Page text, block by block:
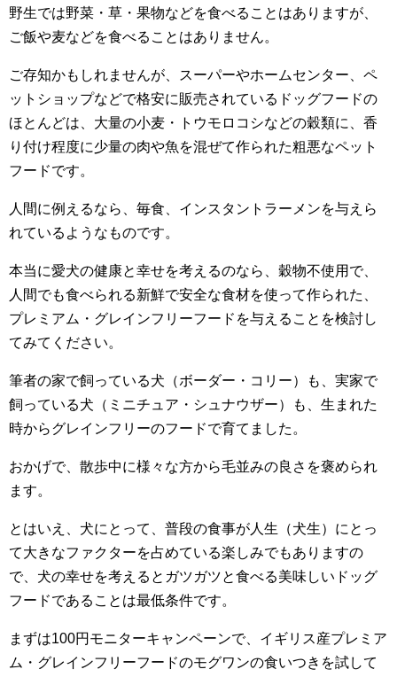
野生では野菜・草・果物などを食べることはありますが、
ご飯や麦などを食べることはありません。
ご存知かもしれませんが、スーパーやホームセンター、ペ
ットショップなどで格安に販売されているドッグフードの
ほとんどは、大量の小麦・トウモロコシなどの穀類に、香
り付け程度に少量の肉や魚を混ぜて作られた粗悪なペット
フードです。
人間に例えるなら、毎食、インスタントラーメンを与えら
れているようなものです。
本当に愛犬の健康と幸せを考えるのなら、穀物不使用で、
人間でも食べられる新鮮で安全な食材を使って作られた、
プレミアム・グレインフリーフードを与えることを検討し
てみてください。
筆者の家で飼っている犬（ボーダー・コリー）も、実家で
飼っている犬（ミニチュア・シュナウザー）も、生まれた
時からグレインフリーのフードで育てました。
おかげで、散歩中に様々な方から毛並みの良さを褒められ
ます。
とはいえ、犬にとって、普段の食事が人生（犬生）にとっ
て大きなファクターを占めている楽しみでもありますの
で、犬の幸せを考えるとガツガツと食べる美味しいドッグ
フードであることは最低条件です。
まずは100円モニターキャンペーンで、イギリス産プレミア
ム・グレインフリーフードのモグワンの食いつきを試して